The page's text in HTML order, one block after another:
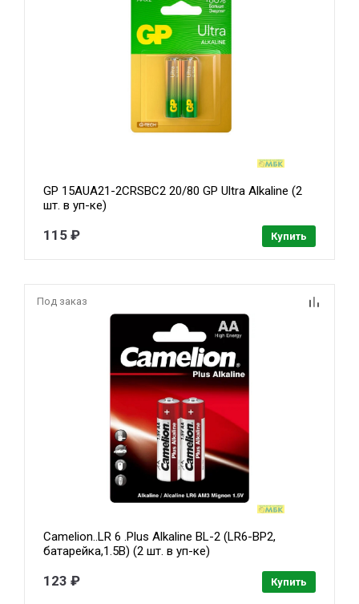
GP 15AUA21-2CRSBC2 20/80 GP Ultra Alkaline (2
шт. в уп-ке)
115 ₽ Купить
Под заказ
Camelion..LR 6 .Plus Alkaline BL-2 (LR6-BP2,
батарейка,1.5В) (2 шт. в уп-ке)
123 ₽ Купить